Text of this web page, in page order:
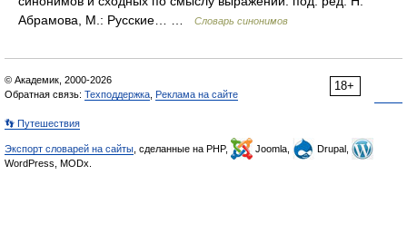
Абрамова, М.: Русские… …
Словарь синонимов
18+
© Академик, 2000-2026
Обратная связь: Техподдержка Реклама на сайте
👣 Путешествия
Экспорт словарей на сайты , сделанные на PHP, Joomla,
Drupal,
WordPress, MODx.